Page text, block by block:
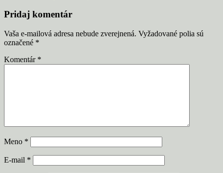
Pridaj komentár
Vaša e-mailová adresa nebude zverejnená. Vyžadované polia sú
označené *
Komentár *
Meno *
E-mail *